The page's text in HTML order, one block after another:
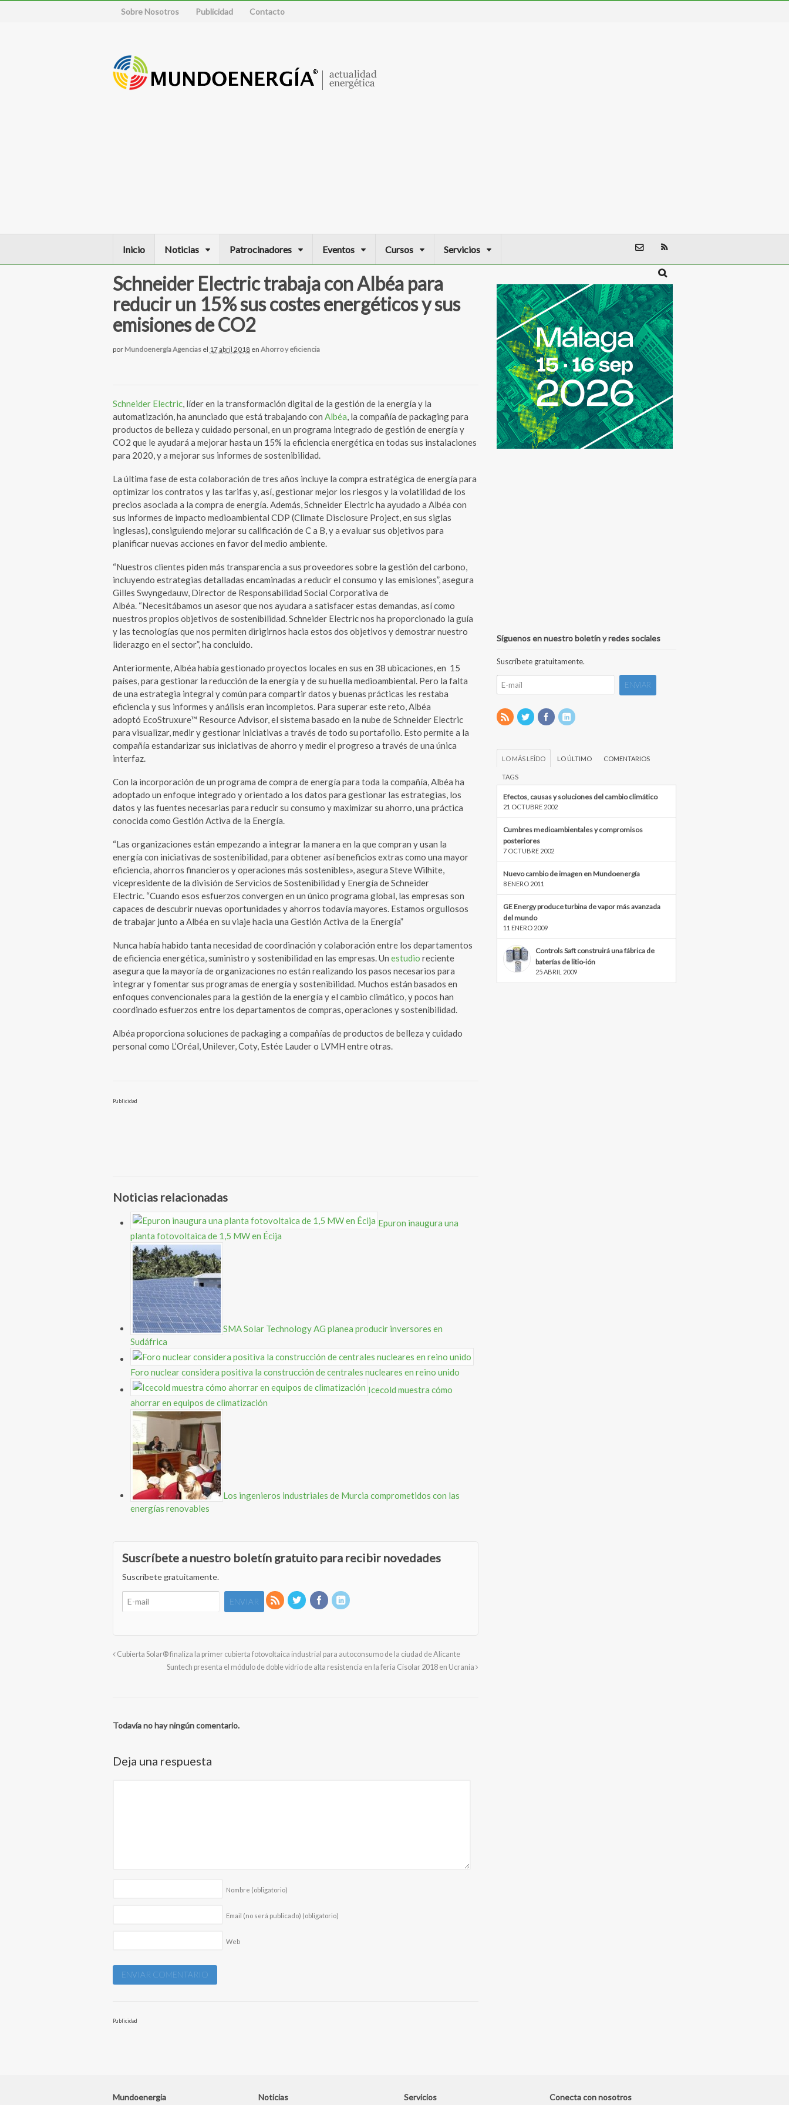
Sobre Nosotros Publicidad Contacto
Inicio Noticias Patrocinadores Eventos Cursos Servicios
Schneider Electric trabaja con Albéa para
reducir un 15% sus costes energéticos y sus
emisiones de CO2
por Mundoenergía Agencias el 17 abril 2018 en Ahorro y eficiencia
Schneider Electric, líder en la transformación digital de la gestión de la energía y la
automatización, ha anunciado que está trabajando con Albéa, la compañía de packaging para
productos de belleza y cuidado personal, en un programa integrado de gestión de energía y
CO2 que le ayudará a mejorar hasta un 15% la eficiencia energética en todas sus instalaciones
para 2020, y a mejorar sus informes de sostenibilidad.
La última fase de esta colaboración de tres años incluye la compra estratégica de energía para
optimizar los contratos y las tarifas y, así, gestionar mejor los riesgos y la volatilidad de los
precios asociada a la compra de energía. Además, Schneider Electric ha ayudado a Albéa con
sus informes de impacto medioambiental CDP (Climate Disclosure Project, en sus siglas
inglesas), consiguiendo mejorar su calificación de C a B, y a evaluar sus objetivos para
planificar nuevas acciones en favor del medio ambiente.
“Nuestros clientes piden más transparencia a sus proveedores sobre la gestión del carbono,
incluyendo estrategias detalladas encaminadas a reducir el consumo y las emisiones”, asegura
Gilles Swyngedauw, Director de Responsabilidad Social Corporativa de
Albéa. “Necesitábamos un asesor que nos ayudara a satisfacer estas demandas, así como
nuestros propios objetivos de sostenibilidad. Schneider Electric nos ha proporcionado la guía
y las tecnologías que nos permiten dirigirnos hacia estos dos objetivos y demostrar nuestro
liderazgo en el sector”, ha concluido.
Anteriormente, Albéa había gestionado proyectos locales en sus en 38 ubicaciones, en 15
países, para gestionar la reducción de la energía y de su huella medioambiental. Pero la falta
de una estrategia integral y común para compartir datos y buenas prácticas les restaba
eficiencia y sus informes y análisis eran incompletos. Para superar este reto, Albéa
adoptó EcoStruxure™ Resource Advisor, el sistema basado en la nube de Schneider Electric
para visualizar, medir y gestionar iniciativas a través de todo su portafolio. Esto permite a la
compañía estandarizar sus iniciativas de ahorro y medir el progreso a través de una única
interfaz.
Con la incorporación de un programa de compra de energía para toda la compañía, Albéa ha
adoptado un enfoque integrado y orientado a los datos para gestionar las estrategias, los
datos y las fuentes necesarias para reducir su consumo y maximizar su ahorro, una práctica
conocida como Gestión Activa de la Energía.
“Las organizaciones están empezando a integrar la manera en la que compran y usan la
energía con iniciativas de sostenibilidad, para obtener así beneficios extras como una mayor
eficiencia, ahorros financieros y operaciones más sostenibles», asegura Steve Wilhite,
vicepresidente de la división de Servicios de Sostenibilidad y Energía de Schneider
Electric. “Cuando esos esfuerzos convergen en un único programa global, las empresas son
capaces de descubrir nuevas oportunidades y ahorros todavía mayores. Estamos orgullosos
de trabajar junto a Albéa en su viaje hacia una Gestión Activa de la Energía”
Nunca había habido tanta necesidad de coordinación y colaboración entre los departamentos
de eficiencia energética, suministro y sostenibilidad en las empresas. Un estudio reciente
asegura que la mayoría de organizaciones no están realizando los pasos necesarios para
integrar y fomentar sus programas de energía y sostenibilidad. Muchos están basados en
enfoques convencionales para la gestión de la energía y el cambio climático, y pocos han
coordinado esfuerzos entre los departamentos de compras, operaciones y sostenibilidad.
Albéa proporciona soluciones de packaging a compañías de productos de belleza y cuidado
personal como L’Oréal, Unilever, Coty, Estée Lauder o LVMH entre otras.
Publicidad
Noticias relacionadas
Epuron inaugura una
planta fotovoltaica de 1,5 MW en Écija
SMA Solar Technology AG planea producir inversores en
Sudáfrica
Foro nuclear considera positiva la construcción de centrales nucleares en reino unido
Icecold muestra cómo
ahorrar en equipos de climatización
Los ingenieros industriales de Murcia comprometidos con las
energías renovables
Suscríbete a nuestro boletín gratuito para recibir novedades
Suscríbete gratuitamente.
Cubierta Solar® finaliza la primer cubierta fotovoltaica industrial para autoconsumo de la ciudad de Alicante
Suntech presenta el módulo de doble vidrio de alta resistencia en la feria Cisolar 2018 en Ucrania
Todavía no hay ningún comentario.
Deja una respuesta
Nombre (obligatorio)
Email (no será publicado) (obligatorio)
Web
Publicidad
Síguenos en nuestro boletín y redes sociales
Suscríbete gratuitamente.
LO MÁS LEÍDO LO ÚLTIMO COMENTARIOS
TAGS
Efectos, causas y soluciones del cambio climático
21 OCTUBRE 2002
Cumbres medioambientales y compromisos
posteriores
7 OCTUBRE 2002
Nuevo cambio de imagen en Mundoenergía
8 ENERO 2011
GE Energy produce turbina de vapor más avanzada
del mundo
11 ENERO 2009
Controls Saft construirá una fábrica de
baterías de litio-ión
25 ABRIL 2009
Mundoenergia Noticias Servicios Conecta con nosotros